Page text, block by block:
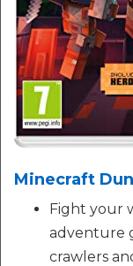
Minecraft
Fight your
adventure
crawlers